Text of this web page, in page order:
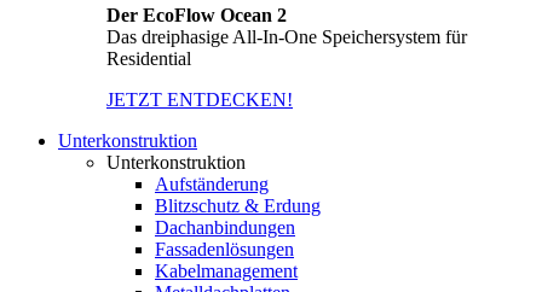
Der EcoFlow Ocean 2
Das dreiphasige All-In-One Speichersystem für
Residential
JETZT ENTDECKEN!
Unterkonstruktion
Unterkonstruktion
Aufständerung
Blitzschutz & Erdung
Dachanbindungen
Fassadenlösungen
Kabelmanagement